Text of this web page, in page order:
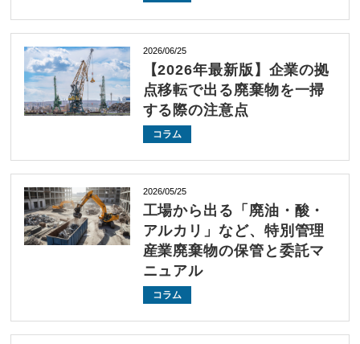
2026/06/25
【2026年最新版】企業の拠
点移転で出る廃棄物を一掃
する際の注意点
コラム
2026/05/25
工場から出る「廃油・酸・
アルカリ」など、特別管理
産業廃棄物の保管と委託マ
ニュアル
コラム